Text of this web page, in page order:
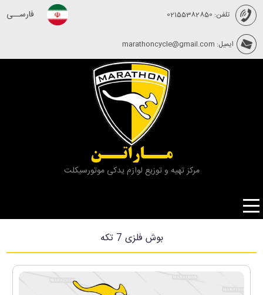
تلفن: 02155382850
ایمیل: marathoncycle@gmail.com
فارســی
مــاراتــن
مرکز تهیه و توزیع لوازم یدکی موتورسیکلت
بوش فلزی 7 تكه